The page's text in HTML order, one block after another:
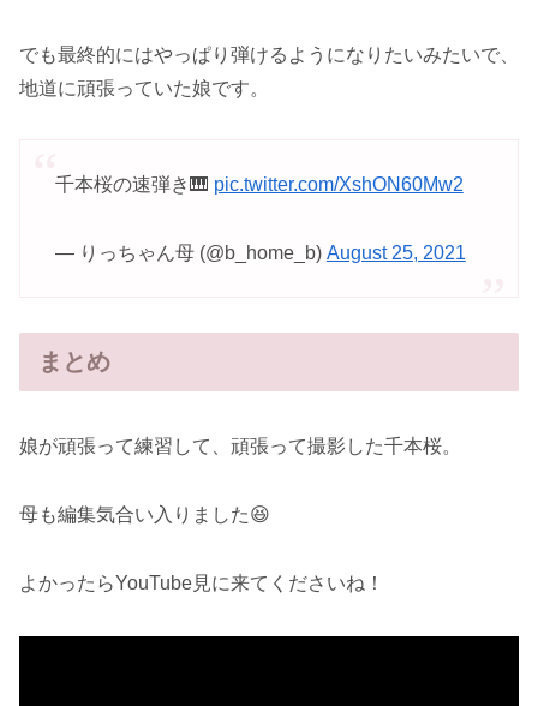
でも最終的にはやっぱり弾けるようになりたいみたいで、
地道に頑張っていた娘です。
千本桜の速弾き🎹 pic.twitter.com/XshON60Mw2
— りっちゃん母 (@b_home_b) August 25, 2021
まとめ
娘が頑張って練習して、頑張って撮影した千本桜。
母も編集気合い入りました😆
よかったらYouTube見に来てくださいね！